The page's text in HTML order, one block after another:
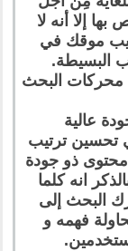
إلا أنه لا
موقك في
البسيطة.
البحث
تحسين ترتيب
ذو جودة
انه كلما
البحث إلى
فهمه و